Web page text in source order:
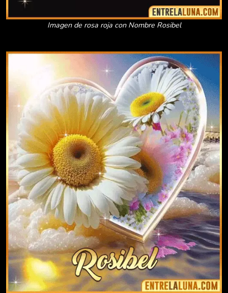
Imagen de rosa roja con Nombre Rosibel